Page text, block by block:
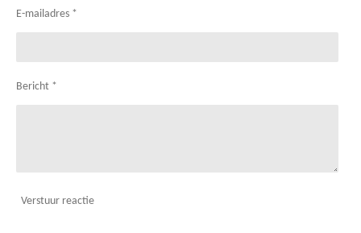
E-mailadres *
Bericht *
Verstuur reactie